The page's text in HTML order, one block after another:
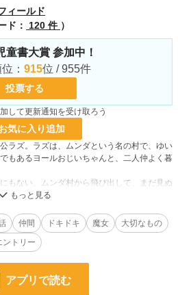
ィールド
ド：
120 件 ）
童書大賞 参加中！
： 915位 / 955件
投票する
して更新通知を受け取ろう
気に入り追加
ラズ。ラズは、ムンダという名の村で、ゆい
もあるヨールおじいちゃんと、二人仲よく暮
もない、ムンダ村から飛び出して、まだ見ぬ
た。しかし、ラズに羊飼いとして後継者にな
、猛反対をされることになる。
ルおじいちゃんを説得できるのかと考え
ズだったが、そんな時、突然、ムンダ村の海
不思議な形をした船がやってきた。
ったこともないような、奇想天外、変わった
から歯車がまわり始める——。
仲間 ドキドキ 魔女
大切なもの
ントリー
アプリで読む